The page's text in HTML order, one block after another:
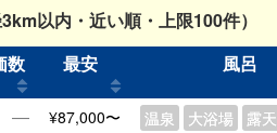
以内・近い順・上限100件）
数 最安 風呂
― ¥87,000〜 温泉 大浴場 露天